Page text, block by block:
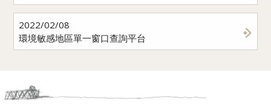
2022/02/08
環境敏感地區單一窗口查詢平台